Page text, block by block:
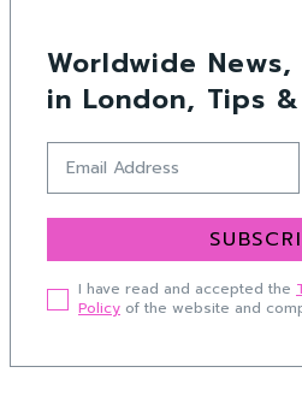
Worldwide News,
in London, Tips
I have read and accepted the
Policy of the website and